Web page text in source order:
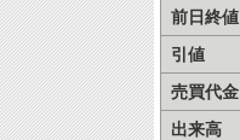
前日終値
引値
売買代金
出来高